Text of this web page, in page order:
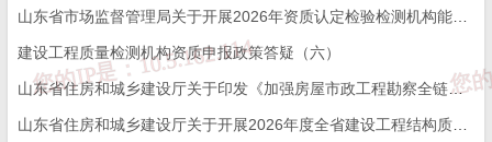
平台·山东（http://www.shandong.gov.cn/col/col9
4091/index.html），搜索“建设工程质量检测机
构资质审批”，点击对应办理项的“办事指南”，
查看各办理项所需的材料目录。
建设工程质量检测机构资质申报政策答疑（六）
山东省住房和城乡建设厅关于印发《加强房屋市政工程勘察全链条管理实施方案》的通知